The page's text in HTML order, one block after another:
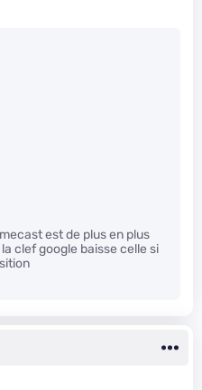
est de plus en plus
clef google baisse celle si